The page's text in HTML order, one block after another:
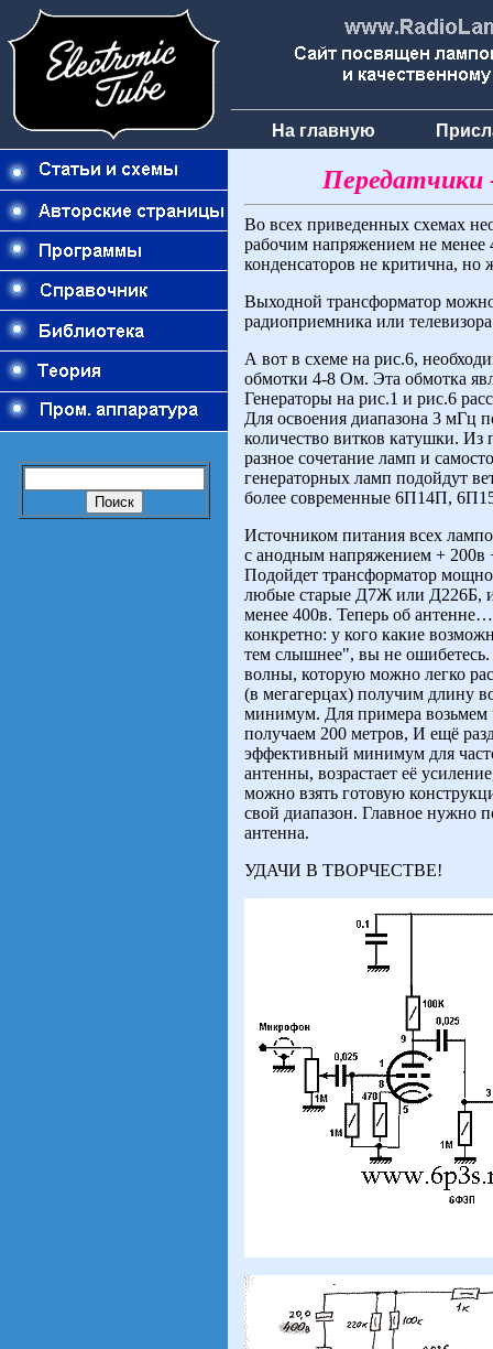
На главную
Во всех приведенных схемах
рабочим напряжением не менее
конденсаторов не критична, но
Выходной трансформатор
радиоприемника или
А вот в схеме на рис.6,
обмотки 4-8 Ом. Эта обмотка
Генераторы на рис.1 и рис.6
Для освоения диапазона 3 мГц
количество витков катушки.
разное сочетание ламп и
генераторных ламп подойдут
более современные 6П14П,
Источником питания всех
с анодным напряжением + 200в
Подойдет трансформатор
любые старые Д7Ж или Д226Б,
менее 400в. Теперь об
конкретно: у кого какие
тем слышнее", вы не
волны, которую можно легко
(в мегагерцах) получим длину
минимум. Для примера возьмем
получаем 200 метров, И ещё
эффективный минимум для
антенны, возрастает её
можно взять готовую
свой диапазон. Главное нужно
антенна.
УДАЧИ В ТВОРЧЕСТВЕ!